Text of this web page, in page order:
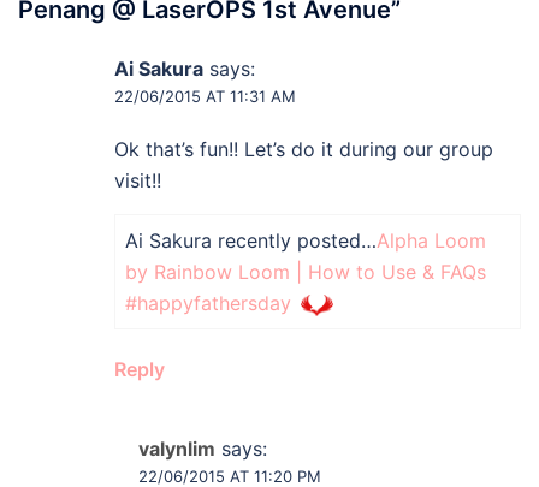
Penang @ LaserOPS 1st Avenue”
Ai Sakura says:
22/06/2015 AT 11:31 AM
Ok that’s fun!! Let’s do it during our group
visit!!
Ai Sakura recently posted…Alpha Loom
by Rainbow Loom | How to Use & FAQs
#happyfathersday
Reply
valynlim says:
22/06/2015 AT 11:20 PM